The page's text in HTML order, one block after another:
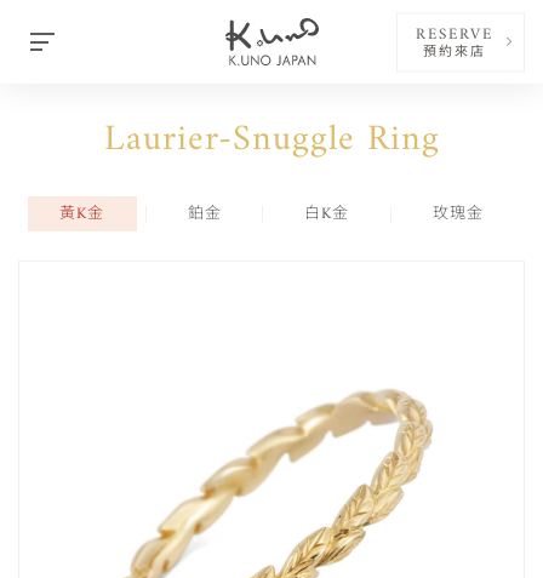
RESERVE
預約來店
Laurier-Snuggle Ring
黃K金 鉑金 白K金 玫瑰金